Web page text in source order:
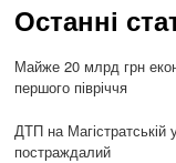
Останні
Майже 20 млрд грн
першого півріччя
ДТП на Магістратській
постраждалий